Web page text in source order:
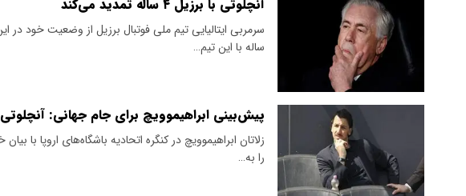
آنچلوتی با برزیل ۴ ساله تمدید می‌کند
ساله با این تیم…
پیش‌بینی ابراهیموویچ برای جام جهانی:
​زلاتان ابراهیموویچ در کنگره اتحادیه باشگاه‌های اروپا با
را به…